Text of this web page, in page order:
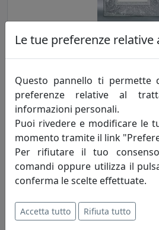
PORTAFOTO MARRAKESH, RIQUADRO
Le tue preferenze relative
Questo pannello ti permette
preferenze relative al
informazioni personali.
Puoi rivedere e modificare le
momento tramite il link
Per rifiutare il tuo
comandi oppure utilizza il
conferma le scelte effettuate.
Accetta tutto Rifiuta tutto